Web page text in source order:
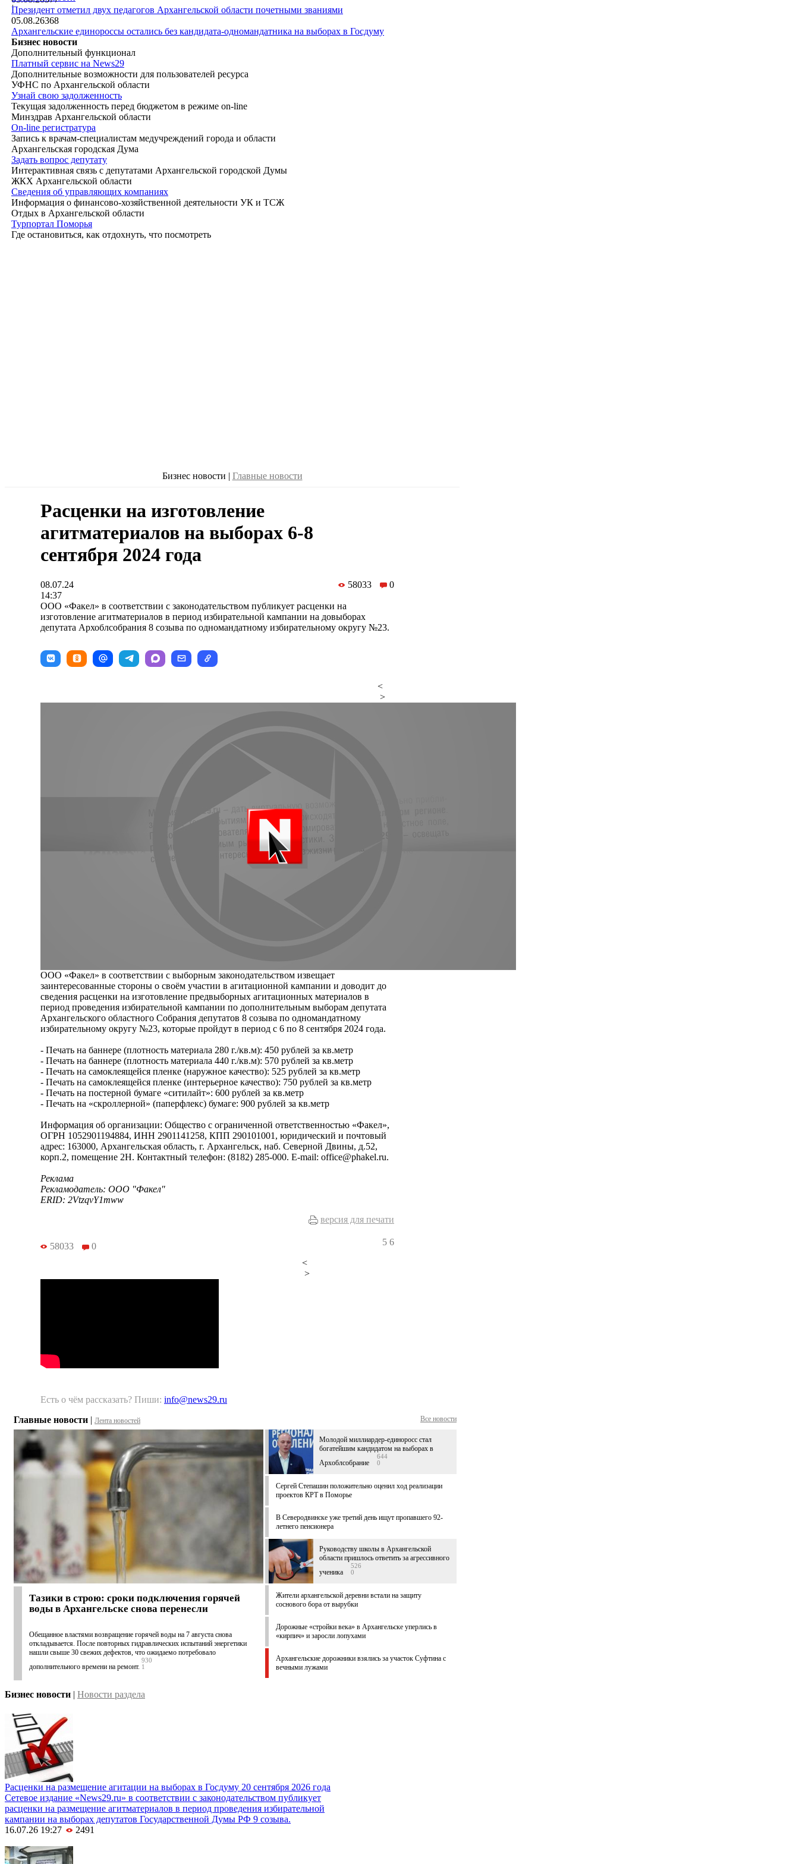
|
Президент отметил двух педагогов Архангельской области почетными званиями
05.08.26368
Архангельские единороссы остались без кандидата-одномандатника на выборах в Госдуму
Бизнес новости
Дополнительный функционал
Платный сервис на News29
Дополнительные возможности для пользователей ресурса
УФНС по Архангельской области
Узнай свою задолженность
Текущая задолженность перед бюджетом в режиме on-line
Минздрав Архангельской области
On-line регистратура
Запись к врачам-специалистам медучреждений города и области
Архангельская городская Дума
Задать вопрос депутату
Интерактивная связь с депутатами Архангельской городской Думы
ЖКХ Архангельской области
Сведения об управляющих компаниях
Информация о финансово-хозяйственной деятельности УК и ТСЖ
Отдых в Архангельской области
Турпортал Поморья
Где остановиться, как отдохнуть, что посмотреть
Бизнес новости | Главные новости
Расценки на изготовление
агитматериалов на выборах 6-8
сентября 2024 года
08.07.24
14:37
58033 0
ООО «Факел» в соответствии с законодательством публикует расценки на
изготовление агитматериалов в период избирательной кампании на довыборах
депутата Архоблсобрания 8 созыва по одномандатному избирательному округу №23.
<
>
ООО «Факел» в соответствии с выборным законодательством извещает
заинтересованные стороны о своём участии в агитационной кампании и доводит до
сведения расценки на изготовление предвыборных агитационных материалов в
период проведения избирательной кампании по дополнительным выборам депутата
Архангельского областного Собрания депутатов 8 созыва по одномандатному
избирательному округу №23, которые пройдут в период с 6 по 8 сентября 2024 года.
- Печать на баннере (плотность материала 280 г./кв.м): 450 рублей за кв.метр
- Печать на баннере (плотность материала 440 г./кв.м): 570 рублей за кв.метр
- Печать на самоклеящейся пленке (наружное качество): 525 рублей за кв.метр
- Печать на самоклеящейся пленке (интерьерное качество): 750 рублей за кв.метр
- Печать на постерной бумаге «ситилайт»: 600 рублей за кв.метр
- Печать на «скроллерной» (паперфлекс) бумаге: 900 рублей за кв.метр
Информация об организации: Общество с ограниченной ответственностью «Факел»,
ОГРН 1052901194884, ИНН 2901141258, КПП 290101001, юридический и почтовый
адрес: 163000, Архангельская область, г. Архангельск, наб. Северной Двины, д.52,
корп.2, помещение 2Н. Контактный телефон: (8182) 285-000. E-mail: office@phakel.ru.
Реклама
Рекламодатель: ООО "Факел"
ERID: 2VtzqvY1mww
версия для печати
58033 0 5 6
<
>
Есть о чём рассказать? Пиши: info@news29.ru
Главные новости | Лента новостей Все новости
Тазики в строю: сроки подключения горячей
воды в Архангельске снова перенесли
Обещанное властями возвращение горячей воды на 7 августа снова
откладывается. После повторных гидравлических испытаний энергетики
нашли свыше 30 свежих дефектов, что ожидаемо потребовало
дополнительного времени на ремонт.
930
1
Молодой миллиардер-единоросс стал
богатейшим кандидатом на выборах в
Архоблсобрание
644
0
Сергей Степашин положительно оценил ход реализации
проектов КРТ в Поморье
В Северодвинске уже третий день ищут пропавшего 92-
летнего пенсионера
Руководству школы в Архангельской
области пришлось ответить за агрессивного
ученика
526
0
Жители архангельской деревни встали на защиту
соснового бора от вырубки
Дорожные «стройки века» в Архангельске уперлись в
«кирпич» и заросли лопухами
Архангельские дорожники взялись за участок Суфтина с
вечными лужами
Бизнес новости | Новости раздела
Расценки на размещение агитации на выборах в Госдуму 20 сентября 2026 года
Cетевое издание «News29.ru» в соответствии с законодательством публикует
расценки на размещение агитматериалов в период проведения избирательной
кампании на выборах депутатов Государственной Думы РФ 9 созыва.
16.07.26 19:27
2491